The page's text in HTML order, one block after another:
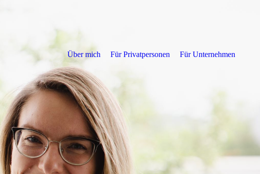
Über mich Für Privatpersonen Für Unternehmen